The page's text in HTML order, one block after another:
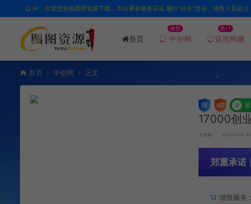
HI，欢迎您光临图图资源下载，本站秉承服务宗旨 履行“站长”责任，销售只是起点
首页 中创网
推荐
冒泡网赚
热门
首页 中创网 正文
#
17000创
图图 2024-08-30
郑重承诺
增值服务：